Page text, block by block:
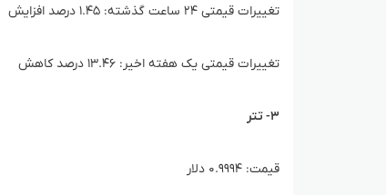
تغییرات قیمتی ۲۴ ساعت گذشته: ۱.۴۵ درصد افزایش
تغییرات قیمتی یک هفته اخیر: ۱۳.۴۶ درصد کاهش
۳- تتر
قیمت: ۰.۹۹۹۴ دلار